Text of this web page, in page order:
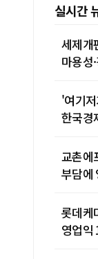
실시간
세제개
마용성
'여기
한국경
교촌
부담에
롯데케
영업익